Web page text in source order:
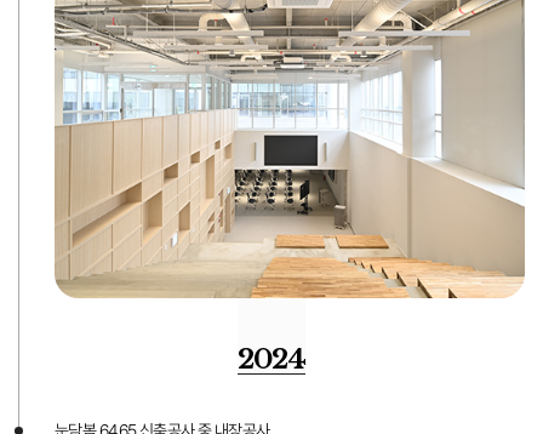
2024
눈담봄 6465 신축공사 중 내장공사